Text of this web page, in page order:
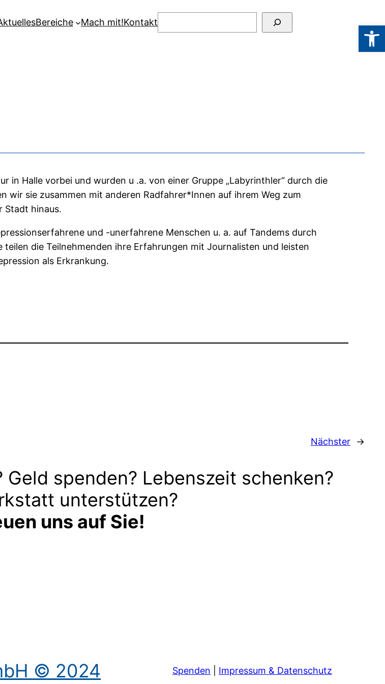
Bereiche Mach mit!Kontakt
in Halle vorbei und wurden u .a. von einer Gruppe „Labyrinthler“ durch die
wir sie zusammen mit anderen Radfahrer*Innen auf ihrem Weg zum
Stadt hinaus.
und -unerfahrene Menschen u. a. auf Tandems durch
die Teilnehmenden ihre Erfahrungen mit Journalisten und leisten
als Erkrankung.
Nächster →
Geld spenden? Lebenszeit schenken?
unterstützen?
uns auf Sie!
© 2024 Spenden Impressum & Datenschutz